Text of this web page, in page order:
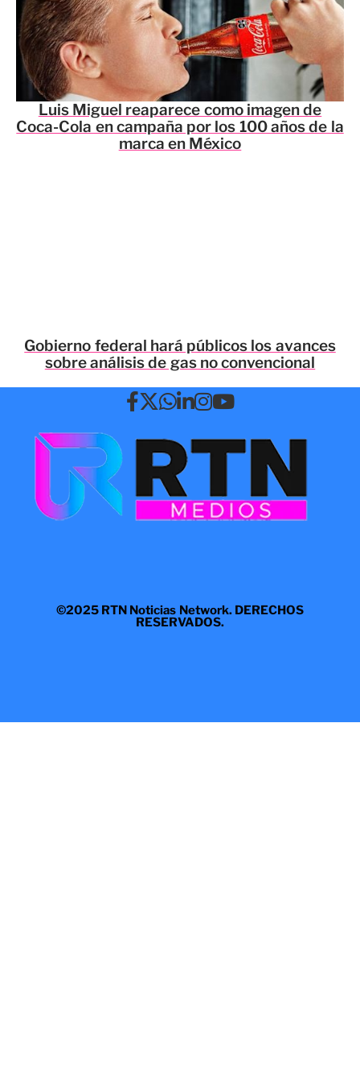
Luis Miguel reaparece como imagen de
Coca-Cola en campaña por los 100 años de la
marca en México
Gobierno federal hará públicos los avances
sobre análisis de gas no convencional
©2025 RTN Noticias Network. DERECHOS
RESERVADOS.